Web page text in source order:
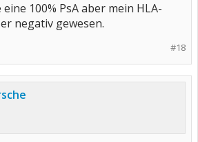
100% PsA aber mein HLA-
negativ gewesen.
#18